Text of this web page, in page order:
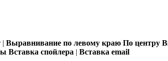
| Выравнивание по левому краю По центру
Вставка спойлера | Вставка email